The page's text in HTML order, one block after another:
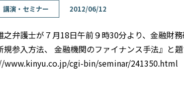
講演・セミナー 2012/06/12
之弁護士が７月18日午前９時30分より、金融財
規参入方法、 金融機関のファイナンス手法』と題
cgi-bin/seminar/241350.html